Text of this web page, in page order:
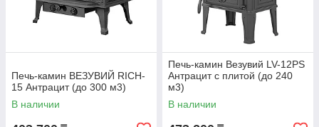
Печь-камин ВЕЗУВИЙ RICH-
15 Антрацит (до 300 м3)
В наличии
Печь-камин Везувий LV-12РS
Антрацит с плитой (до 240
м3)
В наличии